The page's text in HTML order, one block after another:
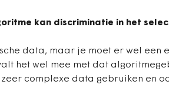
kan discriminatie in het
data, maar je moet er wel een
het wel mee met dat
complexe data gebruiken en